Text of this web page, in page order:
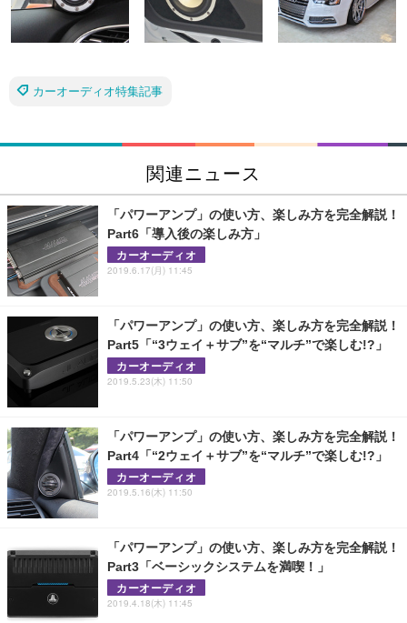
カーオーディオ特集記事
関連ニュース
「パワーアンプ」の使い方、楽しみ方を完全解説！
Part6「導入後の楽しみ方」
カーオーディオ
2019.6.17(月) 11:45
「パワーアンプ」の使い方、楽しみ方を完全解説！
Part5「“3ウェイ＋サブ”を“マルチ”で楽しむ!?」
カーオーディオ
2019.5.23(木) 11:50
「パワーアンプ」の使い方、楽しみ方を完全解説！
Part4「“2ウェイ＋サブ”を“マルチ”で楽しむ!?」
カーオーディオ
2019.5.16(木) 11:50
「パワーアンプ」の使い方、楽しみ方を完全解説！
Part3「ベーシックシステムを満喫！」
カーオーディオ
2019.4.18(木) 11:45